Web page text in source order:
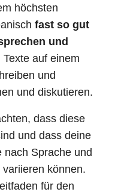
höchsten
fast so gut
und
auf einem
und
und diskutieren.
dass diese
und dass deine
nach Sprache und
können.
für den